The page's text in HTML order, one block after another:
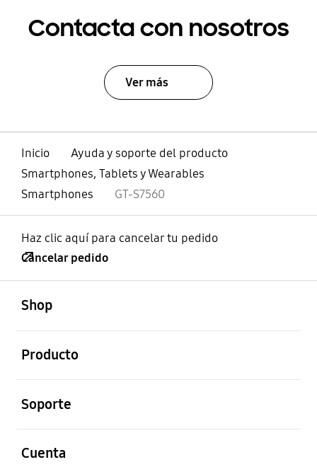
Contacta con nosotros
Ver más
Inicio
Ayuda y soporte del producto
Smartphones, Tablets y Wearables
Smartphones
GT-S7560
Haz clic aquí para cancelar tu pedido
Cancelar pedido
Shop
Producto
Soporte
Cuenta